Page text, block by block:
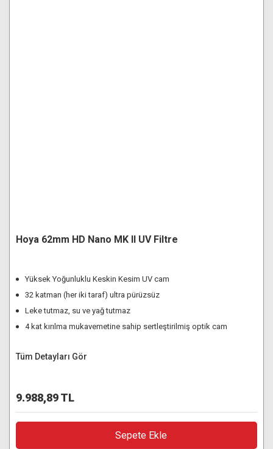
Hoya 62mm HD Nano MK II UV Filtre
Yüksek Yoğunluklu Keskin Kesim UV cam
32 katman (her iki taraf) ultra pürüzsüz
Leke tutmaz, su ve yağ tutmaz
4 kat kırılma mukavemetine sahip sertleştirilmiş optik cam
Tüm Detayları Gör
9.988,89 TL
Sepete Ekle